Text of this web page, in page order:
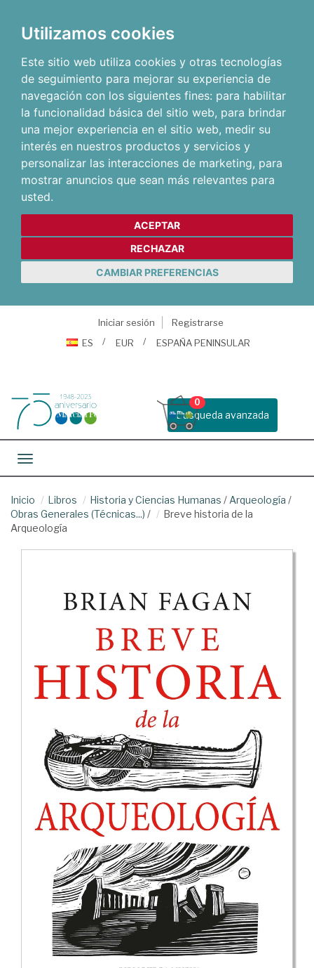
Utilizamos cookies
Este sitio web utiliza cookies y otras tecnologías
de seguimiento para mejorar su experiencia de
navegación con los siguientes fines: para habilitar
la funcionalidad básica del sitio web, para brindar
una mejor experiencia en el sitio web, medir su
interés en nuestros productos y servicios y
personalizar las interacciones de marketing, para
mostrar anuncios que sean más relevantes para
usted.
ACEPTAR
RECHAZAR
CAMBIAR PREFERENCIAS
Iniciar sesión
Registrarse
ES
EUR ESPAÑA PENINSULAR
Busqueda avanzada
0
Toggle navigation
Inicio Libros Historia y Ciencias Humanas / Arqueología /
Obras Generales (Técnicas...) /
Breve historia de la
Arqueología